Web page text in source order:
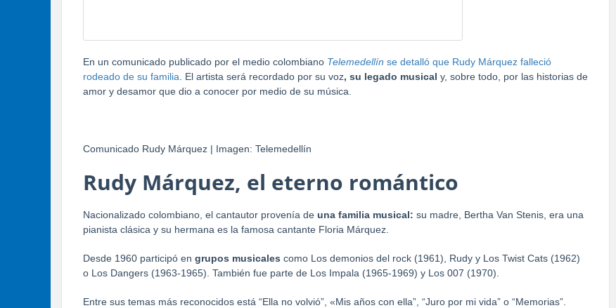
En un comunicado publicado por el medio colombiano Telemedellín se detalló que Rudy Márquez falleció
rodeado de su familia . El artista será recordado por su voz, su legado musical y, sobre todo, por las historias de
amor y desamor que dio a conocer por medio de su música.
Comunicado Rudy Márquez | Imagen: Telemedellín
Rudy Márquez, el eterno romántico
Nacionalizado colombiano, el cantautor provenía de una familia musical: su madre, Bertha Van Stenis, era una
pianista clásica y su hermana es la famosa cantante Floria Márquez.
Desde 1960 participó en grupos musicales como Los demonios del rock (1961), Rudy y Los Twist Cats (1962)
o Los Dangers (1963-1965). También fue parte de Los Impala (1965-1969) y Los 007 (1970).
Entre sus temas más reconocidos está “Ella no volvió”, «Mis años con ella”, “Juro por mi vida” o “Memorias”.